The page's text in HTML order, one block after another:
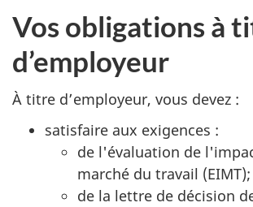
Vos obligations à
d’employeur
À titre d’employeur, vous devez :
satisfaire aux exigences :
de l'évaluation de
marché du travail (EIMT);
de la lettre de décision